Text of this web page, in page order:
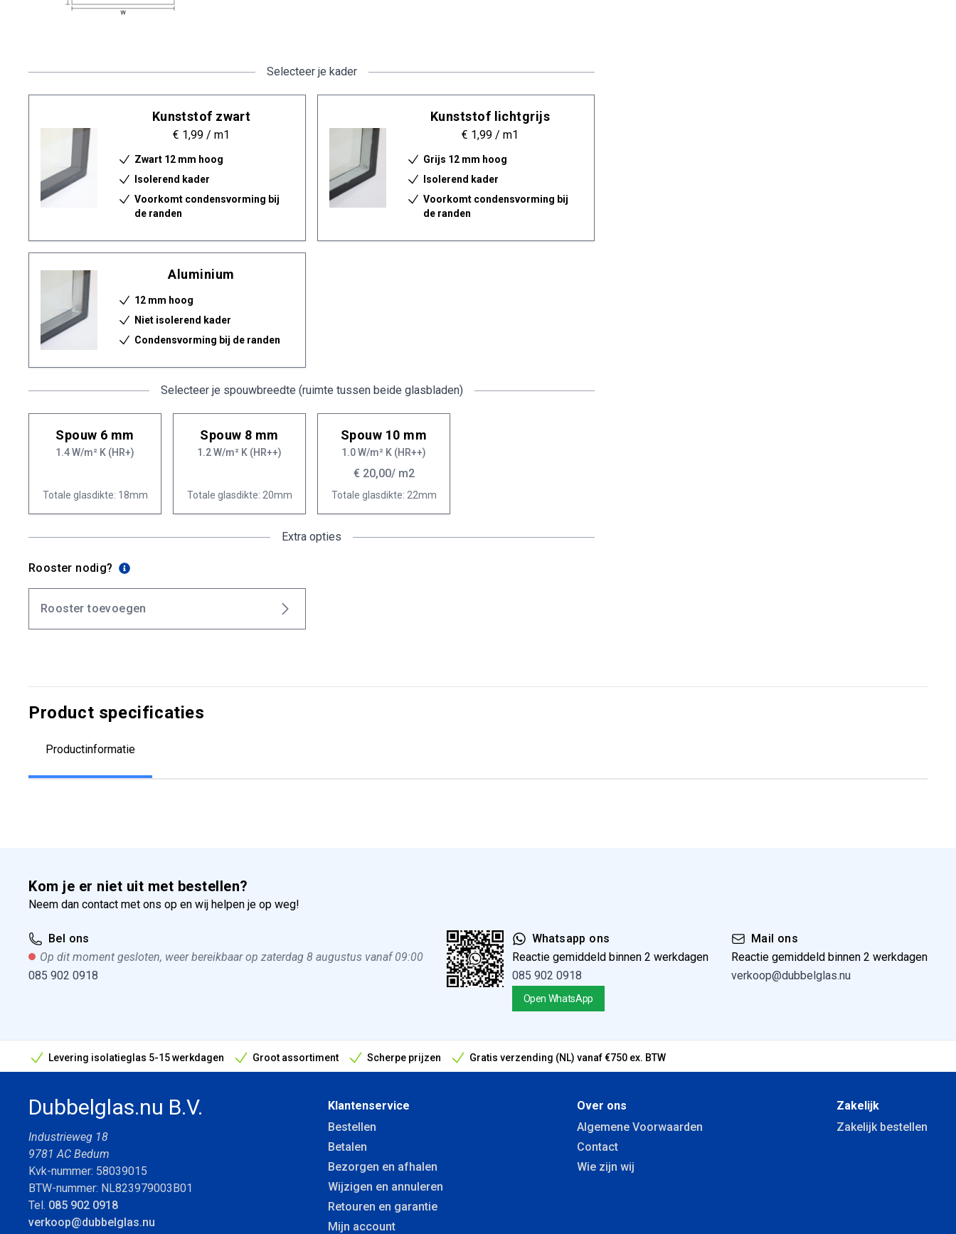
Selecteer je kader
Kunststof zwart
€ 1,99 / m1
Zwart 12 mm hoog
Isolerend kader
Voorkomt condensvorming bij
de randen
Kunststof lichtgrijs
€ 1,99 / m1
Grijs 12 mm hoog
Isolerend kader
Voorkomt condensvorming bij
de randen
Aluminium
12 mm hoog
Niet isolerend kader
Condensvorming bij de randen
Selecteer je spouwbreedte (ruimte tussen beide glasbladen)
Spouw 6 mm
1.4 W/m² K (HR+)
Totale glasdikte: 18mm
Spouw 8 mm
1.2 W/m² K (HR++)
Totale glasdikte: 20mm
Spouw 10 mm
1.0 W/m² K (HR++)
€ 20,00/ m2
Totale glasdikte: 22mm
Extra opties
Rooster nodig?
Rooster toevoegen
Product specificaties
Productinformatie
Kom je er niet uit met bestellen?
Neem dan contact met ons op en wij helpen je op weg!
Bel ons
Op dit moment gesloten, weer bereikbaar op zaterdag 8 augustus vanaf 09:00
085 902 0918
Whatsapp ons
Reactie gemiddeld binnen 2 werkdagen
085 902 0918
Open WhatsApp
Mail ons
Reactie gemiddeld binnen 2 werkdagen
verkoop@dubbelglas.nu
Levering isolatieglas 5-15 werkdagen Groot assortiment Scherpe prijzen
Gratis verzending (NL) vanaf €750 ex. BTW
Bouwvak geopend! Óók snelle leveringen tijdens de vakantieperiode
Dubbelglas.nu B.V.
Industrieweg 18
9781 AC Bedum
Kvk-nummer: 58039015
BTW-nummer: NL823979003B01
Tel. 085 902 0918
verkoop@dubbelglas.nu
Klantenservice
Bestellen
Betalen
Bezorgen en afhalen
Wijzigen en annuleren
Retouren en garantie
Mijn account
Over ons
Algemene Voorwaarden
Contact
Wie zijn wij
Zakelijk
Zakelijk bestellen